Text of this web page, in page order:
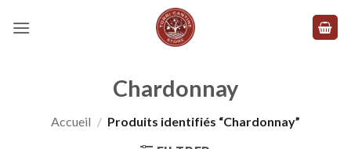
Chardonnay
Accueil / Produits identifiés “Chardonnay”